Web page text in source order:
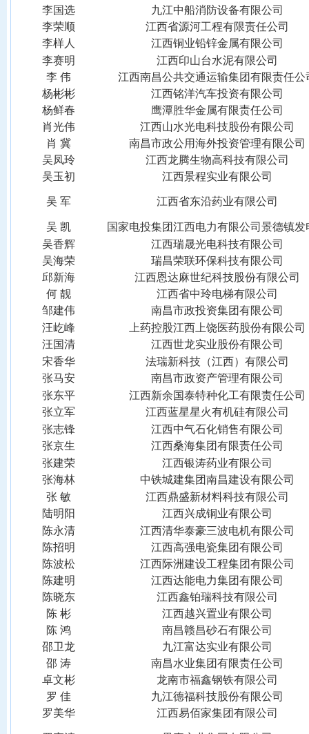
李国选
九江中船消防设备有限公司
李荣顺
江西省源河工程有限责任公司
李样人
江西铜业铅锌金属有限公司
李赛明
江西印山台水泥有限公司
李 伟
江西南昌公共交通运输集团有限责任公
杨彬彬
江西铭洋汽车投资有限公司
杨鲜春
鹰潭胜华金属有限责任公司
肖光伟
江西山水光电科技股份有限公司
肖 冀
南昌市政公用海外投资管理有限公司
吴凤玲
江西龙腾生物高科技有限公司
吴玉初
江西景程实业有限公司
吴 军 江西省东沿药业有限公司
吴 凯
国家电投集团江西电力有限公司景德镇发
吴香辉
江西瑞晟光电科技有限公司
吴海荣
瑞昌荣联环保科技有限公司
邱新海
江西恩达麻世纪科技股份有限公司
何 靓
江西省中玲电梯有限公司
邹建伟
南昌市政投资集团有限公司
汪屹峰
上药控股江西上饶医药股份有限公司
汪国清
江西世龙实业股份有限公司
宋香华
法瑞新科技（江西）有限公司
张马安
南昌市政资产管理有限公司
张东平
江西新余国泰特种化工有限责任公司
张立军
江西蓝星星火有机硅有限公司
张志锋
江西中气石化销售有限公司
张京生
江西桑海集团有限责任公司
张建荣
江西银涛药业有限公司
张海林
中铁城建集团南昌建设有限公司
张 敏
江西鼎盛新材料科技有限公司
陆明阳
江西兴成铜业有限公司
陈永清
江西清华泰豪三波电机有限公司
陈招明
江西高强电瓷集团有限公司
陈波松
江西际洲建设工程集团有限公司
陈建明
江西达能电力集团有限公司
陈晓东
江西鑫铂瑞科技有限公司
陈 彬
江西越兴置业有限公司
陈 鸿
南昌赣昌砂石有限公司
邵卫龙
九江富达实业有限公司
邵 涛
南昌水业集团有限责任公司
卓文彬
龙南市福鑫钢铁有限公司
罗 佳
九江德福科技股份有限公司
罗美华
江西易佰家集团有限公司